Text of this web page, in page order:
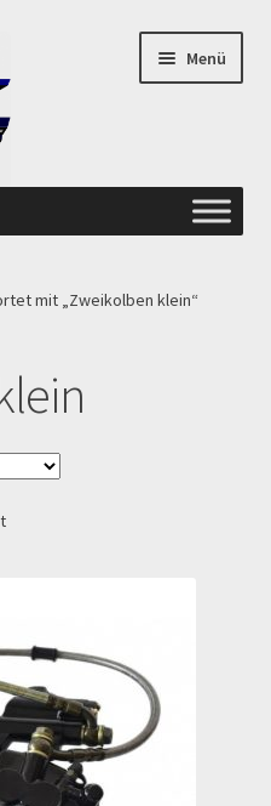
Menü
mit „Zweikolben klein“